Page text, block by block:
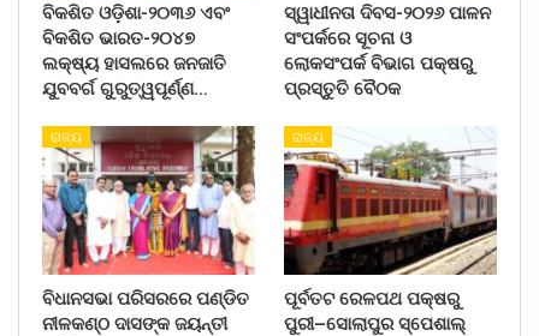
ବିକଶିତ ଓଡ଼ିଶା-୨୦୩୬ ଏବଂ
ବିକଶିତ ଭାରତ-୨୦୪୭
ଲକ୍ଷ୍ୟ ହାସଲରେ ଜନଜାତି
ଯୁବବର୍ଗ ଗୁରୁତ୍ୱପୂର୍ଣ୍ଣ…
ସ୍ୱାଧୀନତା ଦିବସ-୨୦୨୬ ପାଳନ
ସଂପର୍କରେ ସୂଚନା ଓ
ଲୋକସଂପର୍କ ବିଭାଗ ପକ୍ଷରୁ
ପ୍ରସ୍ତୁତି ବୈଠକ
ରାଜ୍ୟ
ବିଧାନସଭା ପରିସରରେ ପଣ୍ଡିତ
ନୀଳକଣ୍ଠ ଦାସଙ୍କ ଜୟନ୍ତୀ
ରାଜ୍ୟ
ପୂର୍ବତଟ ରେଳପଥ ପକ୍ଷରୁ
ପୁରୀ–ସୋଲାପୁର ସ୍ପେଶାଲ୍